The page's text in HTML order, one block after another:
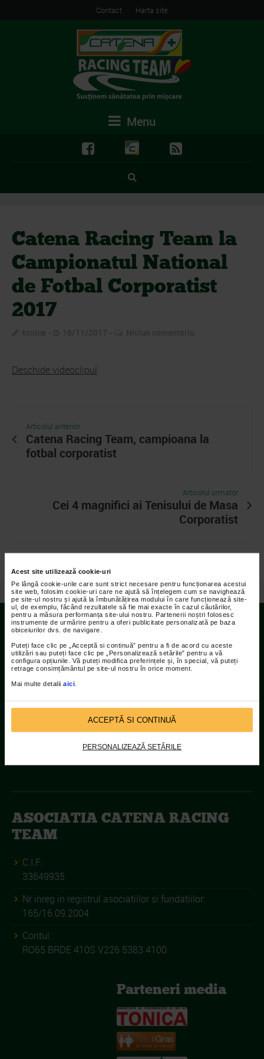
Acest site utilizează cookie-uri
Pe lângă cookie-urile care sunt strict necesare pentru funcționarea acestui
site web, folosim cookie-uri care ne ajută să înțelegem cum se navighează
pe site-ul nostru și ajută la îmbunătățirea modului în care funcționează site-
ul, de exemplu, făcând rezultatele să fie mai exacte în cazul căutărilor,
pentru a măsura performanța site-ului nostru. Partenerii noștri folosesc
instrumente de urmărire pentru a oferi publicitate personalizată pe baza
obiceiurilor dvs. de navigare.
Puteți face clic pe „Acceptă si continuă” pentru a fi de acord cu aceste
utilizări sau puteți face clic pe „Personalizează setările” pentru a vă
configura opțiunile. Vă puteți modifica preferințele și, în special, vă puteți
retrage consimțământul pe site-ul nostru în orice moment.
Mai multe detalii aici
ACCEPTĂ SI CONTINUĂ
PERSONALIZEAZĂ SETĂRILE
Contact Harta site
Menu
Catena Racing Team la
Campionatul National
de Fotbal Corporatist
2017
Deschide videoclipul
Articolul anterior
Catena Racing Team, campioana la
fotbal corporatist
Articolul urmator
Cei 4 magnifici ai Tenisului de Masa
Corporatist
Video / Catena Racing Team la Campionatul National de Fotbal Corporatist 2017
Contact
Adresa:
Str Islaz nr. 2 Sector 1 Bucuresti
021.207.9136 / 021.207.9137
ASOCIATIA CATENA RACING
TEAM
C.I.F.:
33649935
Nr inreg in registrul asociatiilor si fundatiilor:
165/16.09.2004
Contul:
RO65 BRDE 410S V226 5383 4100
Parteneri media